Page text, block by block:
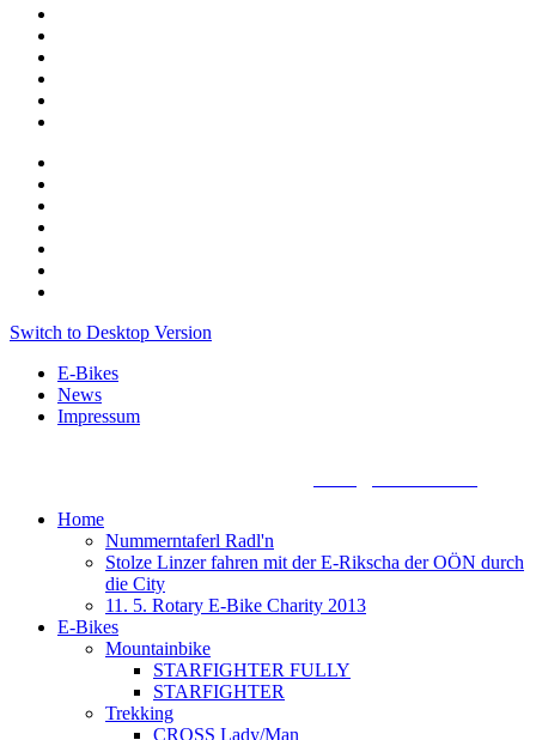
Switch to Desktop Version
E-Bikes
News
Impressum
Home
Nummerntaferl Radl'n
Stolze Linzer fahren mit der E-Rikscha der OÖN durch
die City
11. 5. Rotary E-Bike Charity 2013
E-Bikes
Mountainbike
STARFIGHTER FULLY
STARFIGHTER
Trekking
CROSS Lady/Man